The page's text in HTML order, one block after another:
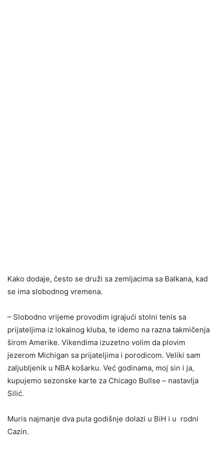
Kako dodaje, često se druži sa zemljacima sa Balkana, kad
se ima slobodnog vremena.
– Slobodno vrijeme provodim igrajući stolni tenis sa
prijateljima iz lokalnog kluba, te idemo na razna takmičenja
širom Amerike. Vikendima izuzetno volim da plovim
jezerom Michigan sa prijateljima i porodicom. Veliki sam
zaljubljenik u NBA košarku. Već godinama, moj sin i ja,
kupujemo sezonske karte za Chicago Bullse – nastavlja
Silić.
Muris najmanje dva puta godišnje dolazi u BiH i u rodni
Cazin.